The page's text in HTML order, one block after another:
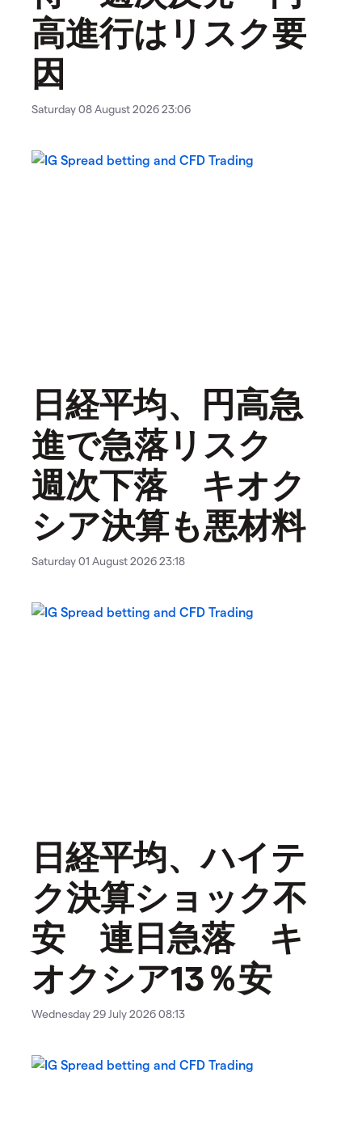
高進行はリスク要
因
Saturday 08 August 2026 23:06
日経平均、円高急
進で急落リスク
週次下落 キオク
シア決算も悪材料
Saturday 01 August 2026 23:18
日経平均、ハイテ
ク決算ショック不
安 連日急落 キ
オクシア13％安
Wednesday 29 July 2026 08:13